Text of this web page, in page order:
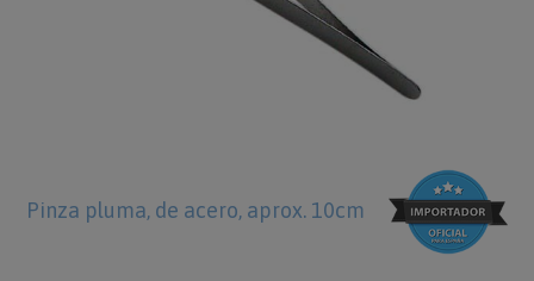
Pinza pluma, de acero, aprox. 10cm